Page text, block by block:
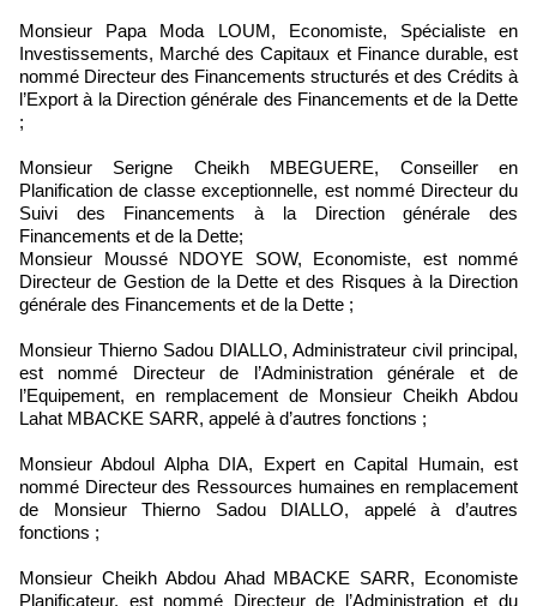
Monsieur Papa Moda LOUM, Economiste, Spécialiste en
Investissements, Marché des Capitaux et Finance durable, est
nommé Directeur des Financements structurés et des Crédits à
l’Export à la Direction générale des Financements et de la Dette
;
Monsieur Serigne Cheikh MBEGUERE, Conseiller en
Planification de classe exceptionnelle, est nommé Directeur du
Suivi des Financements à la Direction générale des
Financements et de la Dette;
Monsieur Moussé NDOYE SOW, Economiste, est nommé
Directeur de Gestion de la Dette et des Risques à la Direction
générale des Financements et de la Dette ;
Monsieur Thierno Sadou DIALLO, Administrateur civil principal,
est nommé Directeur de l’Administration générale et de
l’Equipement, en remplacement de Monsieur Cheikh Abdou
Lahat MBACKE SARR, appelé à d’autres fonctions ;
Monsieur Abdoul Alpha DIA, Expert en Capital Humain, est
nommé Directeur des Ressources humaines en remplacement
de Monsieur Thierno Sadou DIALLO, appelé à d’autres
fonctions ;
Monsieur Cheikh Abdou Ahad MBACKE SARR, Economiste
Planificateur, est nommé Directeur de l’Administration et du